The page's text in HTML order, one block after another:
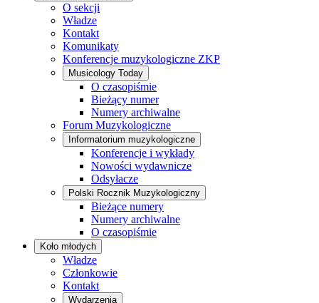
O sekcji
Władze
Kontakt
Komunikaty
Konferencje muzykologiczne ZKP
Musicology Today
O czasopiśmie
Bieżący numer
Numery archiwalne
Forum Muzykologiczne
Informatorium muzykologiczne
Konferencje i wykłady
Nowości wydawnicze
Odsyłacze
Polski Rocznik Muzykologiczny
Bieżące numery
Numery archiwalne
O czasopiśmie
Koło młodych
Władze
Członkowie
Kontakt
Wydarzenia